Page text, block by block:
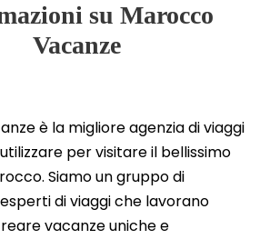
su Marocco
Vacanze
è la migliore agenzia di viaggi
per visitare il bellissimo
Siamo un gruppo di
di viaggi che lavorano
vacanze uniche e